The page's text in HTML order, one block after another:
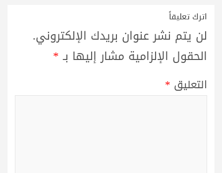
اترك تعليقاً
لن يتم نشر عنوان بريدك الإلكتروني.
الحقول الإلزامية مشار إليها بـ*
التعليق *